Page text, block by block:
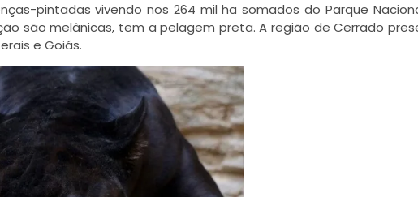
pintadas vivendo nos 264 mil ha somados do Parque
são melânicas, tem a pelagem preta. A região de Cerrado
e Goiás.